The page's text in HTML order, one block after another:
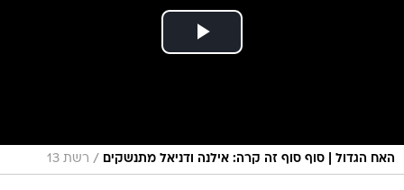
האח הגדול | סוף סוף זה קרה: אילנה ודניאל מתנשקים / רשת 13